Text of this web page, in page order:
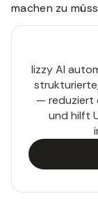
machen zu
lizzy AI
— reduziert
und hilft